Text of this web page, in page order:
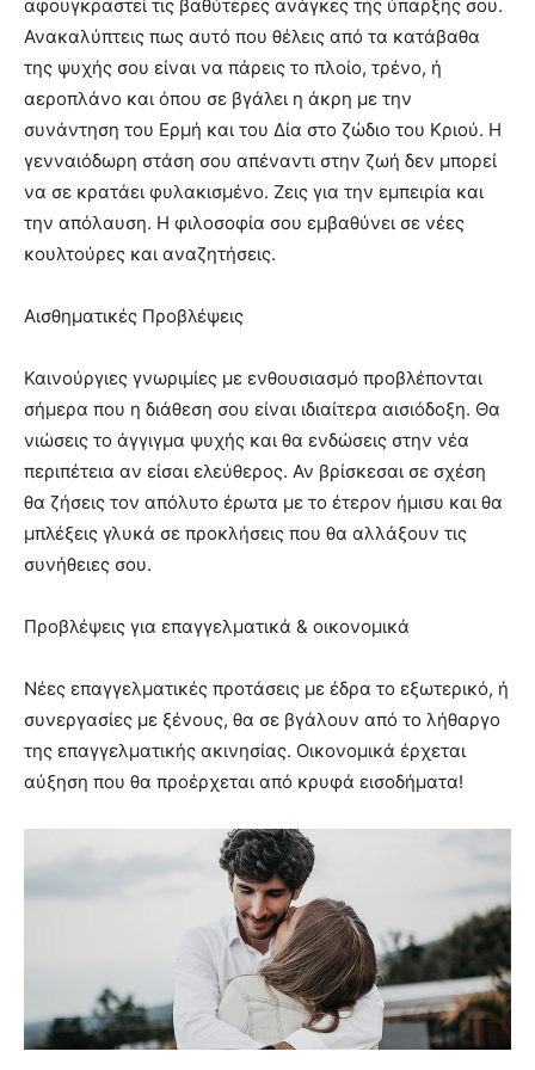
αφουγκραστεί τις βαθύτερες ανάγκες της ύπαρξης σου.
Ανακαλύπτεις πως αυτό που θέλεις από τα κατάβαθα
της ψυχής σου είναι να πάρεις το πλοίο, τρένο, ή
αεροπλάνο και όπου σε βγάλει η άκρη με την
συνάντηση του Ερμή και του Δία στο ζώδιο του Κριού. Η
γενναιόδωρη στάση σου απέναντι στην ζωή δεν μπορεί
να σε κρατάει φυλακισμένο. Ζεις για την εμπειρία και
την απόλαυση. Η φιλοσοφία σου εμβαθύνει σε νέες
κουλτούρες και αναζητήσεις.
Αισθηματικές Προβλέψεις
Καινούργιες γνωριμίες με ενθουσιασμό προβλέπονται
σήμερα που η διάθεση σου είναι ιδιαίτερα αισιόδοξη. Θα
νιώσεις το άγγιγμα ψυχής και θα ενδώσεις στην νέα
περιπέτεια αν είσαι ελεύθερος. Αν βρίσκεσαι σε σχέση
θα ζήσεις τον απόλυτο έρωτα με το έτερον ήμισυ και θα
μπλέξεις γλυκά σε προκλήσεις που θα αλλάξουν τις
συνήθειες σου.
Προβλέψεις για επαγγελματικά & οικονομικά
Νέες επαγγελματικές προτάσεις με έδρα το εξωτερικό, ή
συνεργασίες με ξένους, θα σε βγάλουν από το λήθαργο
της επαγγελματικής ακινησίας. Οικονομικά έρχεται
αύξηση που θα προέρχεται από κρυφά εισοδήματα!